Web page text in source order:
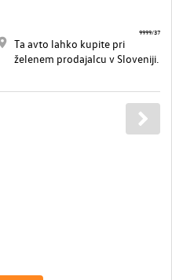
Ta avto lahko kupite pri
želenem prodajalcu v Sloveniji.
9999/37